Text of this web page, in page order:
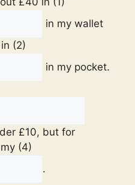
in my wallet
(2)
in my pocket.
£10, but for
(4)
.